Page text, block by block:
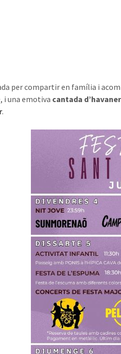
per compartir en família i
, i una emotiva cantada
.